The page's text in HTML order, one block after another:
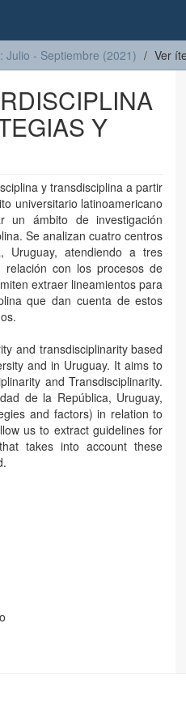
Julio - Septiembre (2021) Ver
Y
y transdisciplina a partir
universitario latinoamericano
un ámbito de investigación
Se analizan cuatro centros
Uruguay, atendiendo a tres
relación con los procesos de
extraer lineamientos para
que dan cuenta de estos
and transdisciplinarity based
and in Uruguay. It aims to
and Transdisciplinarity.
de la República, Uruguay,
and factors) in relation to
us to extract guidelines for
takes into account these